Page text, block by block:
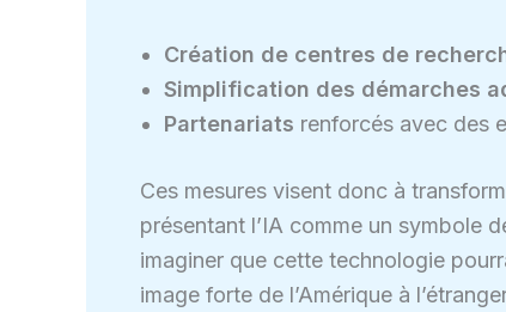
Création de centres de
Simplification des démarches
Partenariats renforcés avec des
Ces mesures visent donc à
présentant l’IA comme un symbole
imaginer que cette technologie
image forte de l’Amérique à